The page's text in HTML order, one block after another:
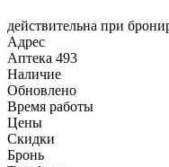
действительна при
Адрес
Аптека 493
Наличие
Обновлено
Время работы
Цены
Скидки
Бронь